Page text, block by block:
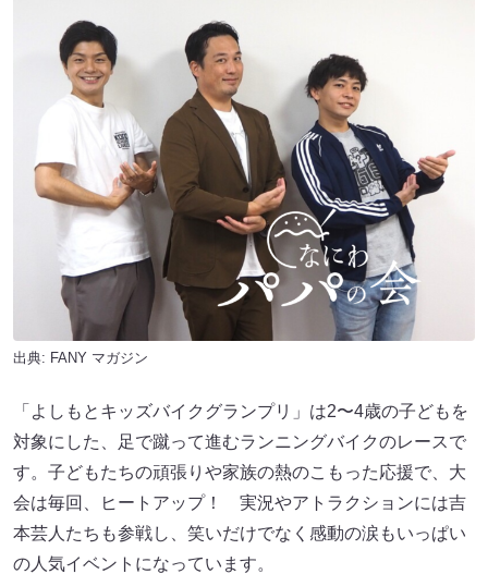
出典: FANY マガジン
「よしもとキッズバイクグランプリ」は2〜4歳の子どもを
対象にした、足で蹴って進むランニングバイクのレースで
す。子どもたちの頑張りや家族の熱のこもった応援で、大
会は毎回、ヒートアップ！ 実況やアトラクションには吉
本芸人たちも参戦し、笑いだけでなく感動の涙もいっぱい
の人気イベントになっています。